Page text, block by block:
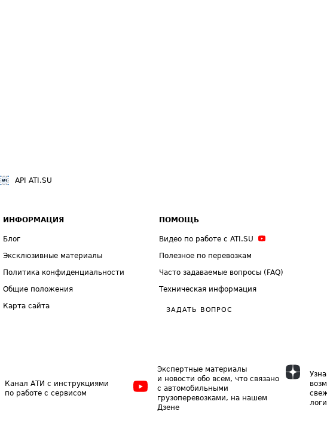
API ATI.SU
ИНФОРМАЦИЯ
Блог
Эксклюзивные материалы
Политика конфиденциальности
Общие положения
Карта сайта
ПОМОЩЬ
Видео по работе с ATI.SU
Полезное по перевозкам
Часто задаваемые вопросы (FAQ)
Техническая информация
ЗАДАТЬ ВОПРОС
Канал АТИ с инструкциями
по работе с сервисом
Экспертные материалы
и новости обо всем, что связано
с автомобильными
грузоперевозками, на нашем
Дзене